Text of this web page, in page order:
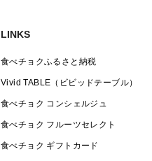
LINKS
食べチョクふるさと納税
Vivid TABLE（ビビッドテーブル）
食べチョク コンシェルジュ
食べチョク フルーツセレクト
食べチョク ギフトカード